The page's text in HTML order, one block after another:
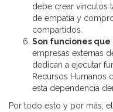
debe crear vínculos
de empatía y
compartidos.
Son funciones
empresas externas
dedican a ejecutar
Recursos Humanos
esta dependencia
Por todo esto y por más,